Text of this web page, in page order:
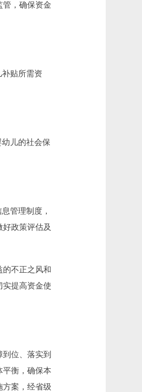
，确保资金
贴所需资
儿的社会保
管理制度，
政策评估及
不正之风和
实提高资金使
位、落实到
平衡，确保本
方案，经省级